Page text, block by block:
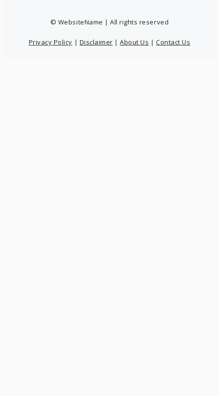
© WebsiteName | All rights reserved
Privacy Policy | Disclaimer |About Us |Contact Us